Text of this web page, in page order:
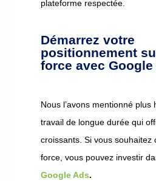
plateforme respectée.
Démarrez votre
positionnement
force avec Google
Nous l’avons mentionné plus
travail de longue durée qui
croissants. Si vous souhaitez
force, vous pouvez investir
Google Ads.